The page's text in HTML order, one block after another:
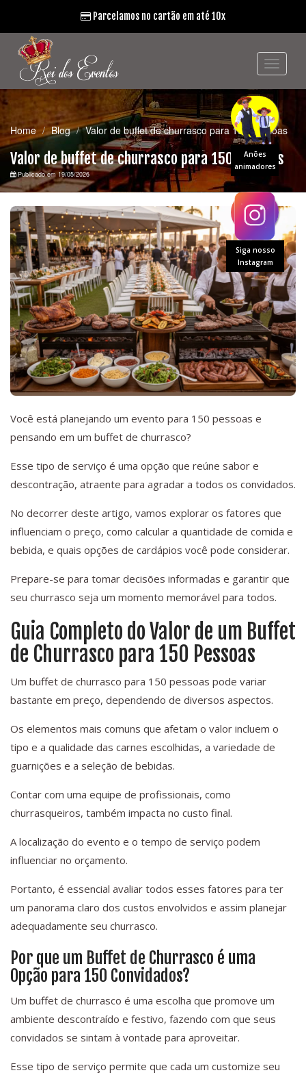
Anões
animadores
Siga nosso
Instagram
Parcelamos no cartão em até 10x
Home Blog Valor de buffet de churrasco para 150 pessoas
Valor de buffet de churrasco para 150 pessoas
Publicado em 19/05/2026
Você está planejando um evento para 150 pessoas e
pensando em um buffet de churrasco?
Esse tipo de serviço é uma opção que reúne sabor e
descontração, atraente para agradar a todos os convidados.
No decorrer deste artigo, vamos explorar os fatores que
influenciam o preço, como calcular a quantidade de comida e
bebida, e quais opções de cardápios você pode considerar.
Prepare-se para tomar decisões informadas e garantir que
seu churrasco seja um momento memorável para todos.
Guia Completo do Valor de um Buffet
de Churrasco para 150 Pessoas
Um buffet de churrasco para 150 pessoas pode variar
bastante em preço, dependendo de diversos aspectos.
Os elementos mais comuns que afetam o valor incluem o
tipo e a qualidade das carnes escolhidas, a variedade de
guarnições e a seleção de bebidas.
Contar com uma equipe de profissionais, como
churrasqueiros, também impacta no custo final.
A localização do evento e o tempo de serviço podem
influenciar no orçamento.
Portanto, é essencial avaliar todos esses fatores para ter
um panorama claro dos custos envolvidos e assim planejar
adequadamente seu churrasco.
Por que um Buffet de Churrasco é uma
Opção para 150 Convidados?
Um buffet de churrasco é uma escolha que promove um
ambiente descontraído e festivo, fazendo com que seus
convidados se sintam à vontade para aproveitar.
Esse tipo de serviço permite que cada um customize seu